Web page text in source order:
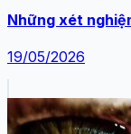
Những xét
19/05/2026